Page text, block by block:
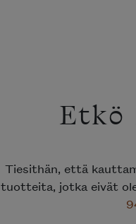
Etkö
Tiesithän, että
tuotteita, jotka eivät